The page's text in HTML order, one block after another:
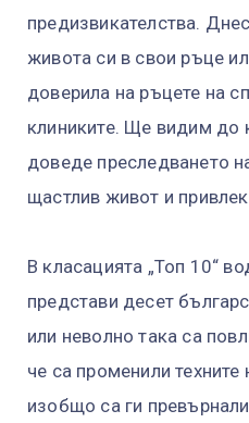
предизвикателства.
живота си в свои ръце
доверила на ръцете на
клиниките. Ще видим до
доведе преследването
щастлив живот и
В класацията „Топ 10“
представи десет
или неволно така са
че са променили
изобщо са ги